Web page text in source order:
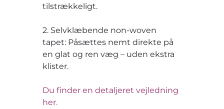
tilstrækkeligt.
2. Selvklæbende non-woven
tapet: Påsættes nemt direkte på
en glat og ren væg – uden ekstra
klister.
Du finder en detaljeret vejledning
her.